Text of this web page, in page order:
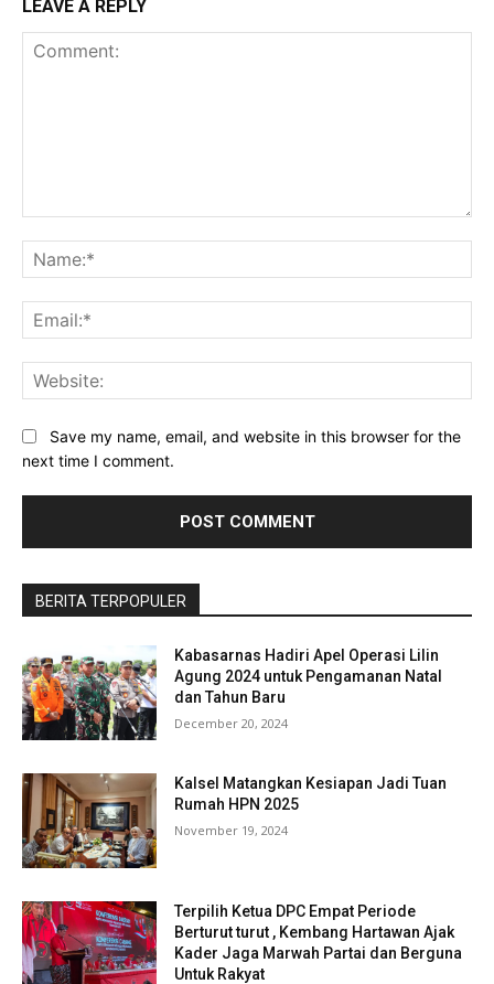
Baca Juga :
Panji dan Surat Sakti Pahlawan Nasional I Gusti
LEAVE A REPLY
Save my name, email, and website in this browser for the
next time I comment.
BERITA TERPOPULER
Kabasarnas Hadiri Apel Operasi Lilin
Agung 2024 untuk Pengamanan Natal
dan Tahun Baru
December 20, 2024
Kalsel Matangkan Kesiapan Jadi Tuan
Rumah HPN 2025
November 19, 2024
Terpilih Ketua DPC Empat Periode
Berturut turut , Kembang Hartawan Ajak
Kader Jaga Marwah Partai dan Berguna
Untuk Rakyat